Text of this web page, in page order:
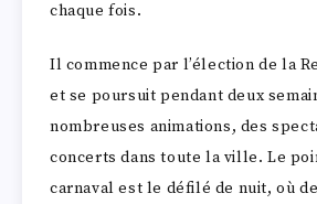
chaque fois.
Il commence par l’élection de la
et se poursuit pendant deux
nombreuses animations, des
concerts dans toute la ville. Le
carnaval est le défilé de nuit, où